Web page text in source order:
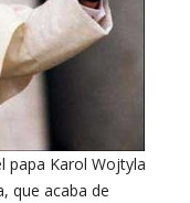
papa Karol Wojtyla
que acaba de